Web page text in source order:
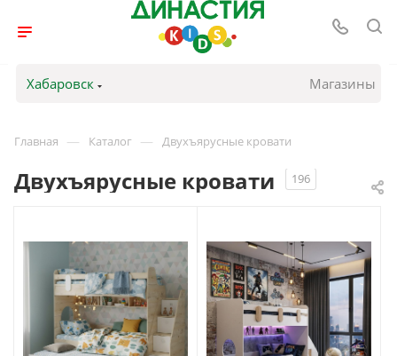
Хабаровск Магазины
Главная — Каталог — Двухъярусные кровати
Двухъярусные кровати 196